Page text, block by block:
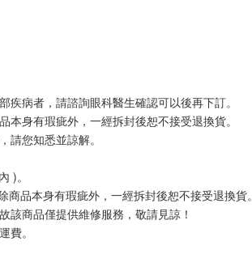
病者，請諮詢眼科醫生確認可以後再下訂。
身有瑕疵外，一經拆封後恕不接受退換貨。
請您知悉並諒解。
)。
品本身有瑕疵外，一經拆封後恕不接受退換貨。
該商品僅提供維修服務，敬請見諒！
費。